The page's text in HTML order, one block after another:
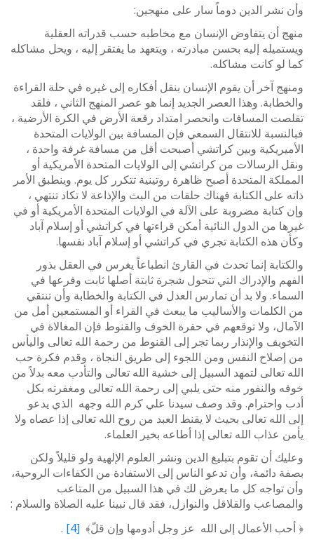
وأن نشر الدين دوماً سار على منهجين:
منهج أن يتفاوض الإنسان مع مخاطبه حسب قدراته العقلية
ويستميله إليه بحسن مبادرته ، ويتعهد ما يفتقر إليه ، ويحل مشاكله
كما لو كانت مشاكله.
ومنهج آخر أن يقوم الإنسان بنقل أفكاره إلى غيره في حلة القراءة
والخطابة. وهذا العصر الجديد إنما هو عصر المنهج الثاني ، فلقد
تقلصت المسافات وانحصر امتداد رقعة الأرض في الكرة الأرضية ،
فبالنسبة للانتقال السمعي فإن المسافة بين الولايات المتحدة
الأميريكية وبين كراتشي أصبحت أقل من مسافة غرفة واحدة ،
ونقل الرسالات من كراتشي إلى الولايات المتحدة الأمريكية أو
المملكة المتحدة أصبح ظاهرة روتينية تتكرر كل يوم. وينطبق الأمر
ذاته على الكتابة فهناك حلقات من البث والإذاعة لا تكاد تنتهي ،
وإن كتابة مضروبة على الآلة في الولايات المتحدة الأمريكية أو في
غيرها من الدول النائية أمكن قراءتها في كراتشي أو إسلام آباد
وكأن هذه الكتابة تجري في كراتشي أو إسلام آباد نفسها.
والكتابة إنما تحدث في القارئ انطباعاً يغرس في العقل بذور
الفهم والإدراك التي تتحول شجرة ثابتة أصلها ثابت وفرعها في
السماء. ولا بد أن تمارس العدل في الكتابة والخطابة وأن تنتقي
من الكلمات والأساليب ما يبعث في القراء أو المستمعين أمل من
الآمال، ولا توقعهم في حفرة الخوف والقنوط فإن المغالاة في
التخويف والإنذار ربما تجر إلى القنوط من رحمة الله تعالى واليأس
من إصلاح النفس ومن اللجوء إلى طريق النجاة ، وقدم فكرة حب
الله تعالى لتمهد السبيل إلى خشية الله تعالى والتأدب معه بدلاً من
خوفه والنفور منه حتى يلبي إلى رحمة الله تعالى ومغفرته بكل
أدب واحترام. وقد وصف سيدنا علي كرم الله وجهه الذي يدعو
إلى الله تعالى بحيث لا يقنط العبد من روح الله تعالى إذا عصاه ولا
يأمن عذاب الله تعالى إذا أطاعه بخير العلماء.
وعليك أن تقوم بتبليغ الدين ونشر العلوم الإلهية ولو قليلاً ولكن
بصفة دائمة، وأن تدعو الناس إلى الاستفادة من الكفاءات الروحية،
وأن تواجه كل ما يعرض لك في هذا السبيل من المتاعب
والمصاعب والقلاقل والنوازل، فقد قال نبينا عليه الصلاة والسلام :
﴿ أحب الأعمال إلى الله عز وجل أدومها وإن قلّ﴾ [4]
.